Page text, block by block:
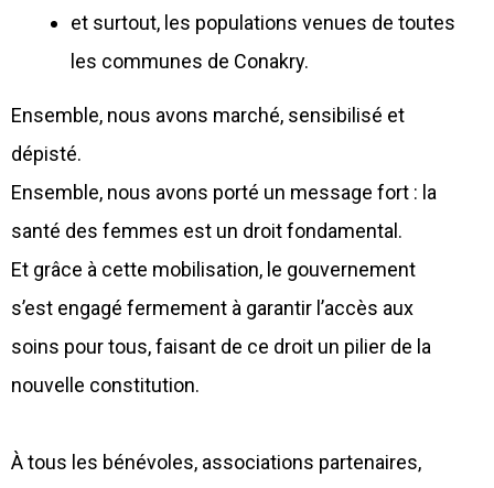
et surtout, les populations venues de toutes
les communes de Conakry.
Ensemble, nous avons marché, sensibilisé et
dépisté.
Ensemble, nous avons porté un message fort : la
santé des femmes est un droit fondamental.
Et grâce à cette mobilisation, le gouvernement
s’est engagé fermement à garantir l’accès aux
soins pour tous, faisant de ce droit un pilier de la
nouvelle constitution.
À tous les bénévoles, associations partenaires,